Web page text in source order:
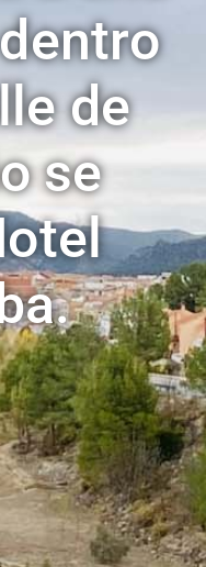
de
se